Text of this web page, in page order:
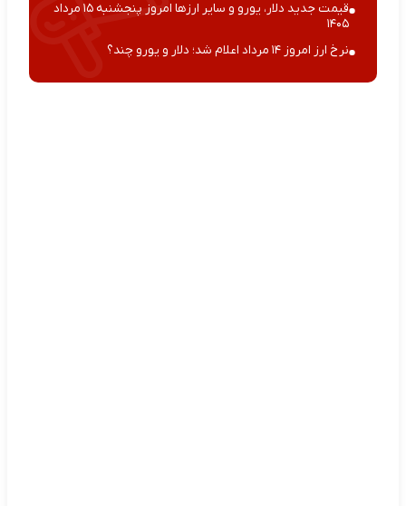
قیمت جدید دلار، یورو و سایر ارزها امروز پنجشنبه ۱۵ مرداد
۱۴۰۵
نرخ ارز امروز ۱۴ مرداد اعلام شد؛ دلار و یورو چند؟